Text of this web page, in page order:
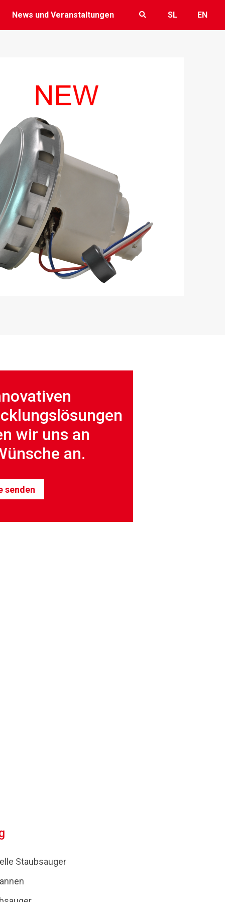
News und Veranstaltungen SL EN
wir uns an
an.
senden
Staubsauger